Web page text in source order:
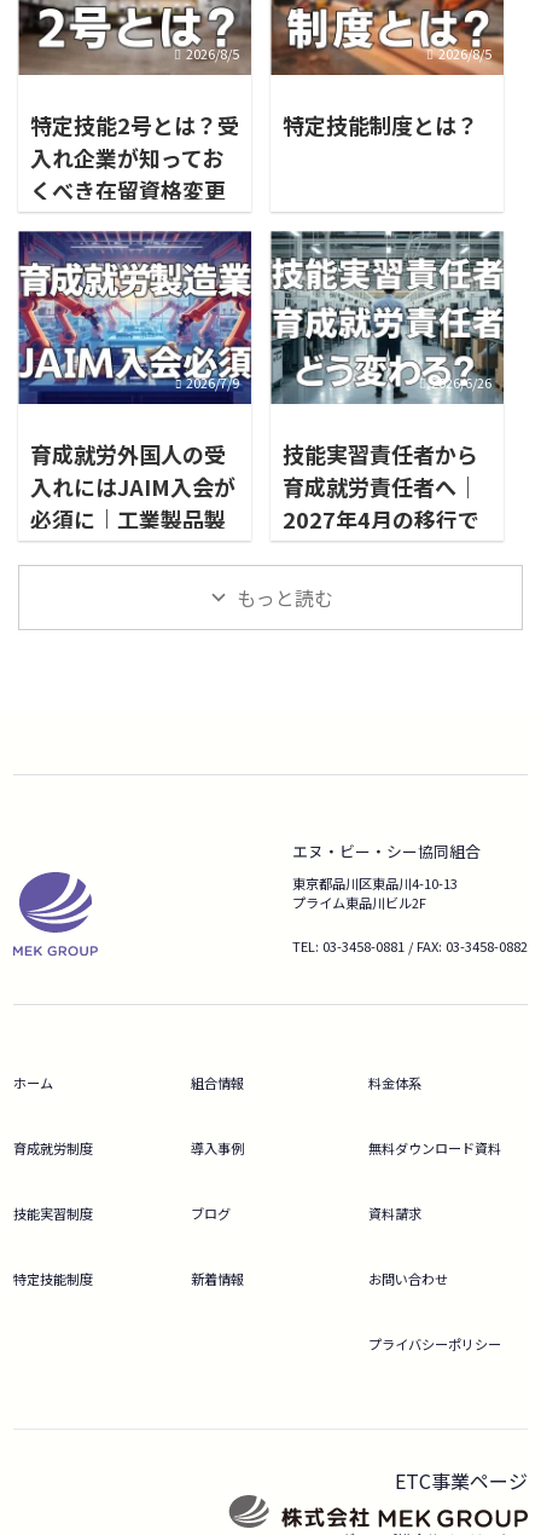
2026/8/5
特定技能2号とは？受
入れ企業が知ってお
くべき在留資格変更
のポイント
2026/8/5
特定技能制度とは？
2026/7/9
育成就労外国人の受
入れにはJAIM入会が
必須に｜工業製品製
造業分野の対応ポイ
2026/6/26
技能実習責任者から
育成就労責任者へ｜
2027年4月の移行で
受入れ企業の体制は
何が変わるのか
もっと読む
ホーム
育成就労制度
技能実習制度
特定技能制度
組合情報
導入事例
ブログ
新着情報
料金体系
無料ダウンロード資料
資料請求
お問い合わせ
プライバシーポリシー
エヌ・ビー・シー協同組合
東京都品川区東品川4-10-13
プライム東品川ビル2F
TEL: 03-3458-0881 / FAX: 03-3458-0882
ETC事業ページ